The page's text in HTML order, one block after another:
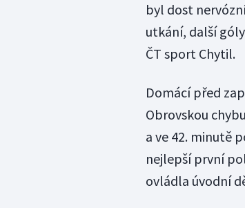
byl dost
utkání, další
ČT sport Chytil.
Domácí před
Obrovskou
a ve 42. minutě
nejlepší první
ovládla úvodní